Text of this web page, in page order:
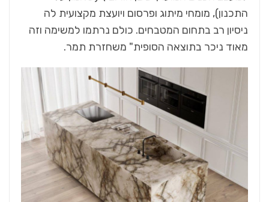
התכנון), מומחי מיתוג ופרסום ויועצת מקצועית לה
ניסיון רב בתחום המטבחים. כולם נרתמו למשימה וזה
מאוד ניכר בתוצאה הסופית" משחזרת תמר.